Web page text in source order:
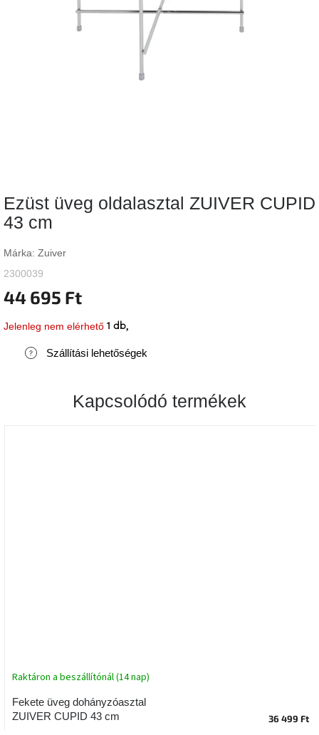
gyűjtemény
Home
gyűjtemény
Richmond
gyűjtemény
line
Ipari
Ezüst üveg oldalasztal ZUIVER CUPID
43 cm
Márka: Zuiver
2300039
44 695 Ft
Jelenleg nem elérhető
Szállítási lehetőségek
1 db
Kapcsolódó termékek
Fekete üveg dohányzóasztal
ZUIVER CUPID 43 cm
Raktáron a beszállítónál (14 nap)
36 499 Ft